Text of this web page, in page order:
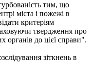
тим, що
міста і пожежі в
критеріям
твердження про
органів до цієї справи".
зіткнень в